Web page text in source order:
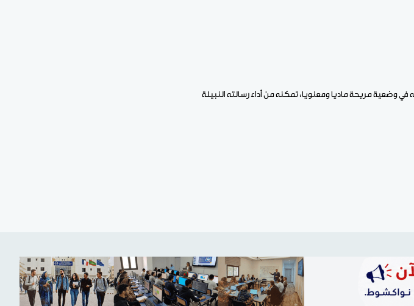
وضعية مريحة ماديا ومعنويا، تمكنه من أداء رسالته النبيلة